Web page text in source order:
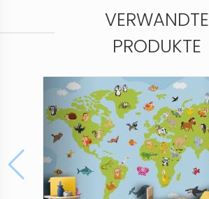
VERWANDTE
PRODUKTE